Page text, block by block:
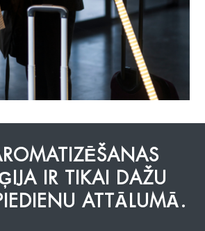
IR TIKAI DAŽU
ATTĀLUMĀ.